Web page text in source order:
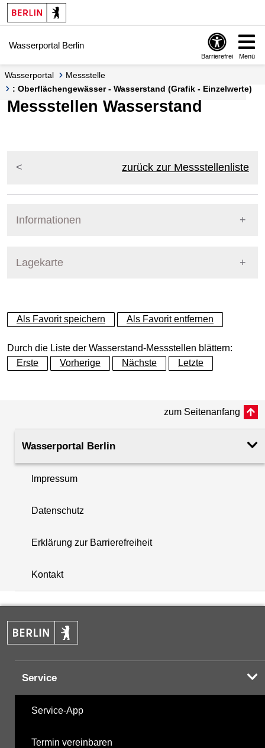
Springe zur Navigation
Springe zum Inhalt
Wasserportal Berlin
Barrierefrei Menü
Wasserportal
Messstelle
: Oberflächengewässer - Wasserstand (Grafik - Einzelwerte)
Messstellen Wasserstand
zurück zur Messstellenliste
Informationen
Lagekarte
+
−
+
−
Als Favorit speichern Als Favorit entfernen
Durch die Liste der Wasserstand-Messstellen blättern:
Erste
Vorherige Nächste Letzte
zum Seitenanfang
Wasserportal Berlin
Impressum
Datenschutz
Erklärung zur Barrierefreiheit
Kontakt
Service
Service-App
Termin vereinbaren